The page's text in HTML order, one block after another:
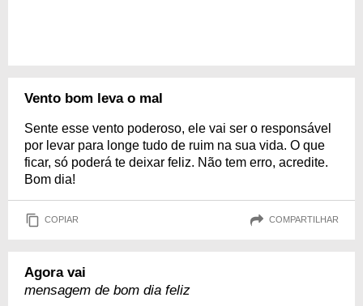
Vento bom leva o mal
Sente esse vento poderoso, ele vai ser o responsável
por levar para longe tudo de ruim na sua vida. O que
ficar, só poderá te deixar feliz. Não tem erro, acredite.
Bom dia!
COPIAR COMPARTILHAR
Agora vai
mensagem de bom dia feliz